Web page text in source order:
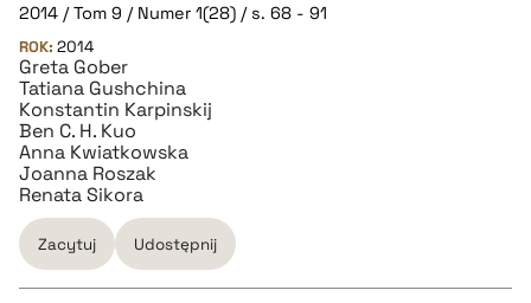
2014 / Tom 9 / Numer 1(28) / s. 68 - 91
ROK: 2014
Greta Gober
Tatiana Gushchina
Konstantin Karpinskij
Ben C. H. Kuo
Anna Kwiatkowska
Joanna Roszak
Renata Sikora
Zacytuj Udostępnij